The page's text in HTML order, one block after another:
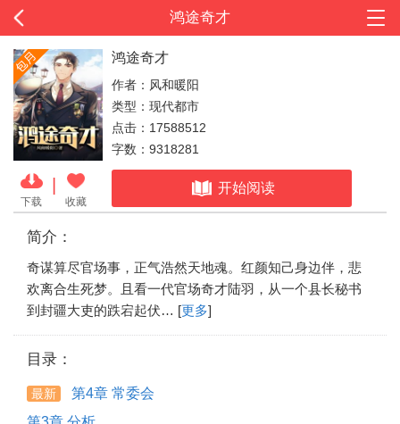
鸿途奇才
下载 收藏
鸿途奇才
作者：风和暖阳
类型：现代都市
点击：17588512
字数：9318281
开始阅读
简介：
奇谋算尽官场事，正气浩然天地魂。红颜知己身边伴，悲
欢离合生死梦。且看一代官场奇才陆羽，从一个县长秘书
到封疆大吏的跌宕起伏… [更多]
目录：
最新
第4章 常委会